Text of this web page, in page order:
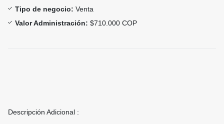
Tipo de negocio: Venta
Valor Administración: $710.000 COP
Descripción Adicional :